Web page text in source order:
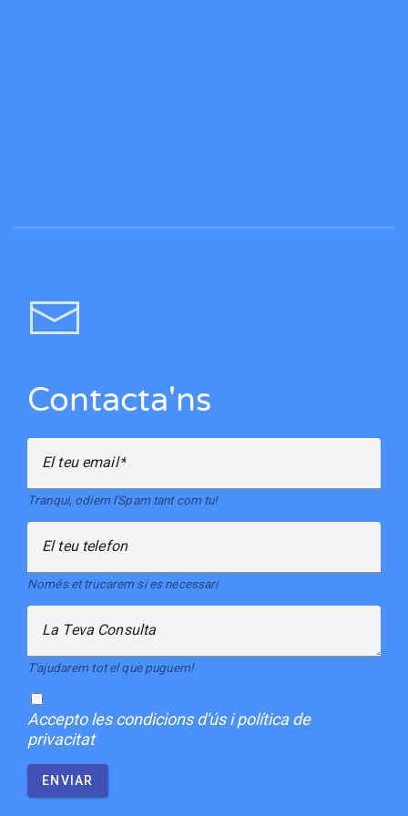
Contacta'ns
El teu email
Tranqui, odiem l'Spam tant com tu!
El teu telefon
Només et trucarem si es necessari
La Teva Consulta
T'ajudarem tot el que puguem!
Acceptoles condicions d'ús i política de
privacitat
ENVIAR